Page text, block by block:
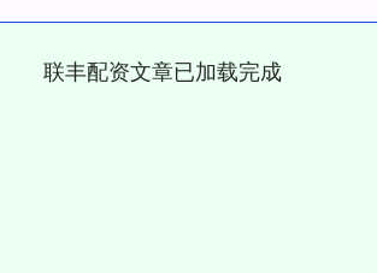
联丰配资文章已加载完成